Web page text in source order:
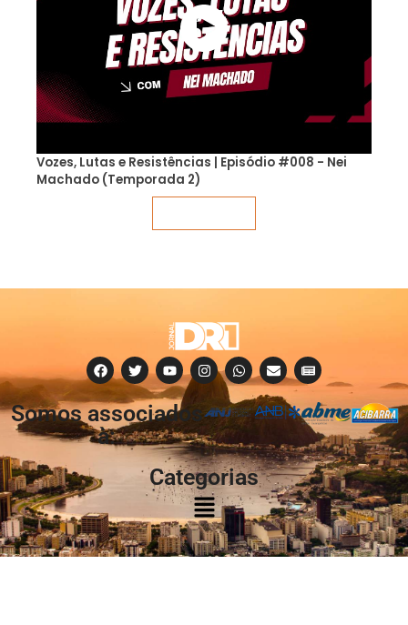
Vozes, Lutas e Resistências | Episódio #008 - Nei
Machado (Temporada 2)
Somos associados
à:
Categorias